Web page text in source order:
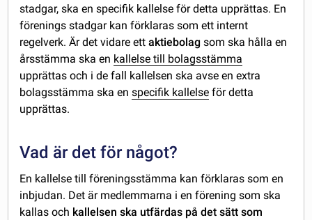
stadgar, ska en specifik kallelse för detta upprättas. En
förenings stadgar kan förklaras som ett internt
regelverk. Är det vidare ettaktiebolag som ska hålla en
årsstämma ska en kallelse till bolagsstämma
upprättas och i de fall kallelsen ska avse en extra
bolagsstämma ska enspecifik kallelse för detta
upprättas.
Vad är det för något?
En kallelse till föreningsstämma kan förklaras som en
inbjudan. Det är medlemmarna i en förening som ska
kallas och kallelsen ska utfärdas på det sätt som